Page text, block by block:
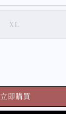
XL
立即購買